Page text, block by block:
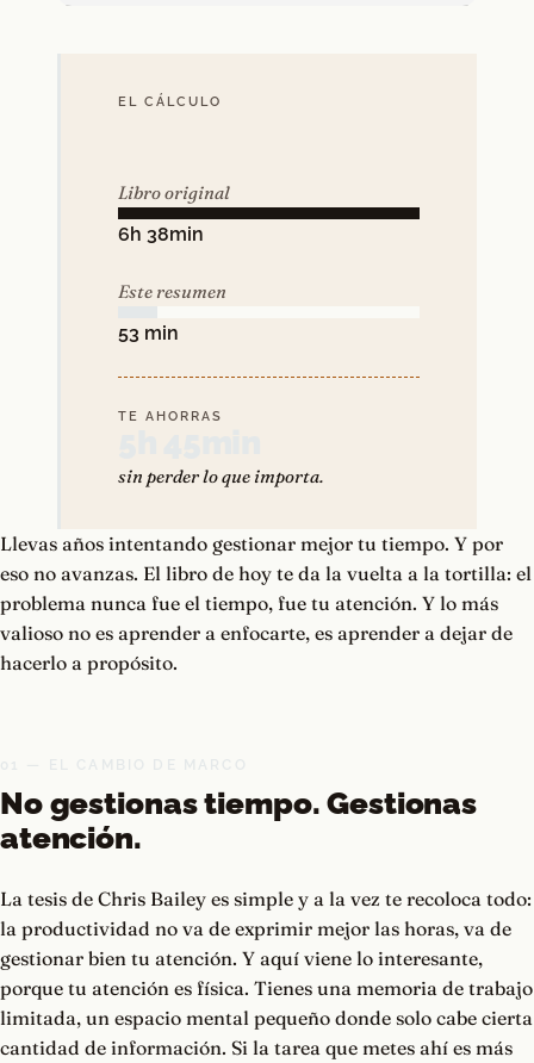
EL CÁLCULO
Libro original
6h 38min
Este resumen
53 min
TE AHORRAS
sin perder lo que importa.
Llevas años intentando gestionar mejor tu tiempo. Y por
eso no avanzas. El libro de hoy te da la vuelta a la tortilla: el
problema nunca fue el tiempo, fue tu atención. Y lo más
valioso no es aprender a enfocarte, es aprender a dejar de
hacerlo a propósito.
No gestionas tiempo. Gestionas
atención.
La tesis de Chris Bailey es simple y a la vez te recoloca todo:
la productividad no va de exprimir mejor las horas, va de
gestionar bien tu atención. Y aquí viene lo interesante,
porque tu atención es física. Tienes una memoria de trabajo
limitada, un espacio mental pequeño donde solo cabe cierta
cantidad de información. Si la tarea que metes ahí es más